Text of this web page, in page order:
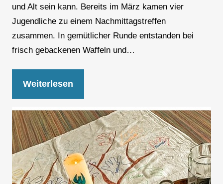
und Alt sein kann. Bereits im März kamen vier
Jugendliche zu einem Nachmittagstreffen
zusammen. In gemütlicher Runde entstanden bei
frisch gebackenen Waffeln und…
Weiterlesen